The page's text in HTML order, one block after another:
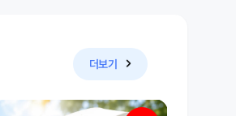
더보기